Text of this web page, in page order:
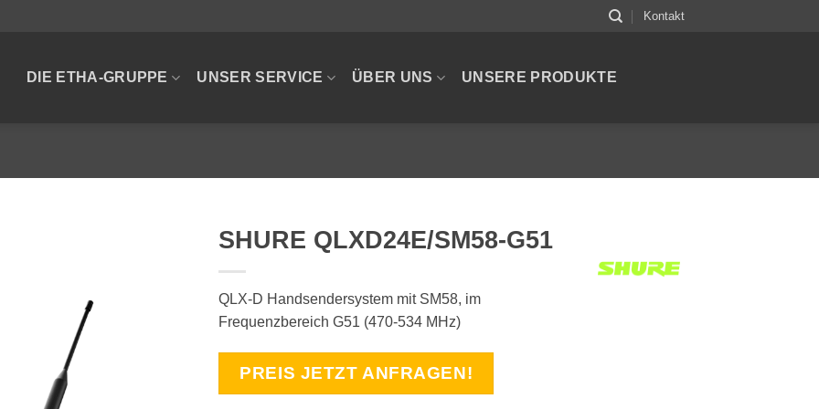
Kontakt
DIE ETHA-GRUPPE UNSER SERVICE ÜBER UNS UNSERE PRODUKTE
SHURE QLXD24E/SM58-G51
QLX-D Handsendersystem mit SM58, im
Frequenzbereich G51 (470-534 MHz)
PREIS JETZT ANFRAGEN!